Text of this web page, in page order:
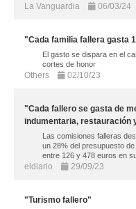
La Vanguardia 06/03/24
"Cada familia fallera gasta
El gasto se dispara en el
cortes de honor
Others 02/10/23
"Cada fallero se gasta de
indumentaria, restauración
Las comisiones falleras
un 28% del presupuesto
entre 126 y 478 euros en
eldiario 29/09/23
"Turismo fallero"